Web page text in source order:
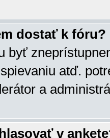
dostať k fóru?
byť
atď.
a
v